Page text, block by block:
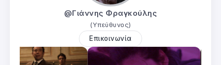
@Γιάννης Φραγκούλης
(Υπεύθυνος)
Επικοινωνία